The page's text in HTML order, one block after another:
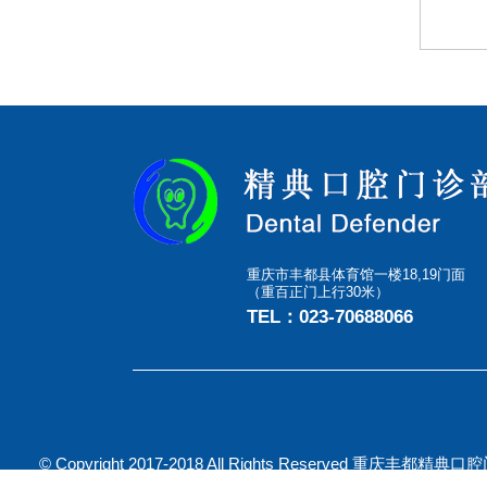
重庆市丰都县体育馆一楼18,19门面
（重百正门上行30米）
TEL：023-70688066
© Copyright 2017-2018 All Rights Reserved 重庆丰都精典口